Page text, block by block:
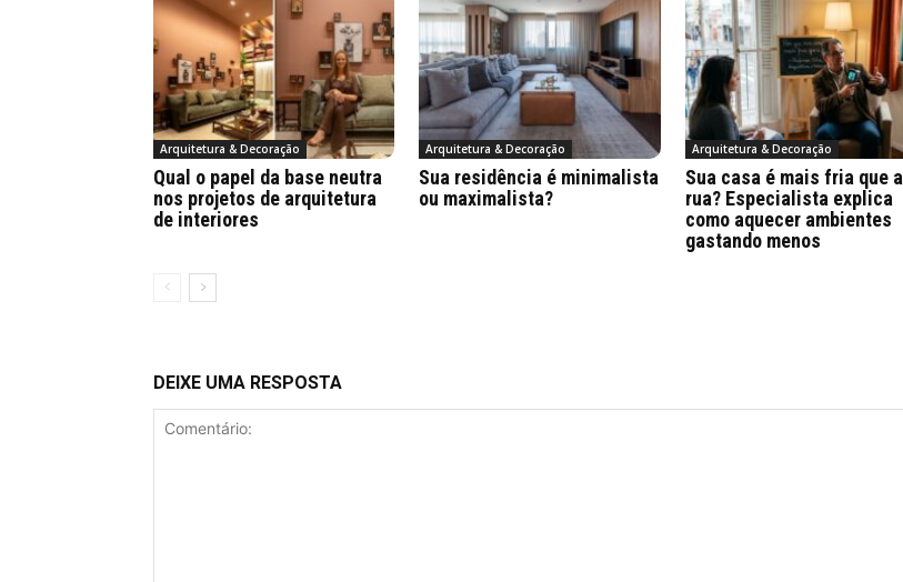
Arquitetura & Decoração
Qual o papel da base neutra
nos projetos de arquitetura
de interiores
Arquitetura & Decoração
Sua residência é minimalista
ou maximalista?
Arquitetura & Decoração
Sua casa é mais fria que a
rua? Especialista explica
como aquecer ambientes
gastando menos
DEIXE UMA RESPOSTA